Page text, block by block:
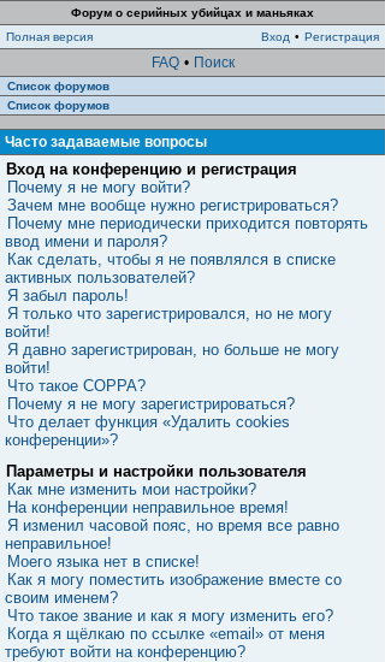
Форум о серийных убийцах и маньяках
Полная версия
Вход • Регистрация
FAQ • Поиск
Список форумов
Список форумов
Часто задаваемые вопросы
Вход на конференцию и регистрация
Почему я не могу войти?
Зачем мне вообще нужно регистрироваться?
Почему мне периодически приходится повторять
ввод имени и пароля?
Как сделать, чтобы я не появлялся в списке
активных пользователей?
Я забыл пароль!
Я только что зарегистрировался, но не могу
войти!
Я давно зарегистрирован, но больше не могу
войти!
Что такое COPPA?
Почему я не могу зарегистрироваться?
Что делает функция «Удалить cookies
конференции»?
Параметры и настройки пользователя
Как мне изменить мои настройки?
На конференции неправильное время!
Я изменил часовой пояс, но время все равно
неправильное!
Моего языка нет в списке!
Как я могу поместить изображение вместе со
своим именем?
Что такое звание и как я могу изменить его?
Когда я щёлкаю по ссылке «email» от меня
требуют войти на конференцию?